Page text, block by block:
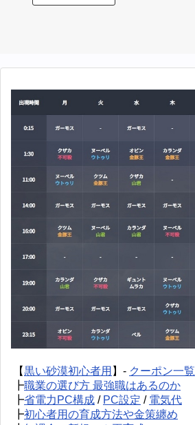
【黒い砂漠初心者用 】- クーポン一覧
┣職業の選び方 最強職はあるのか
┣省電力PC構成 / PC設定 / 電気代
┣初心者用の育成方法や金策纏め